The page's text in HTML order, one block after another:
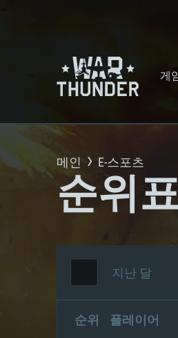
게
메인 E-스포츠
순위
지난 달
순위 플레이어